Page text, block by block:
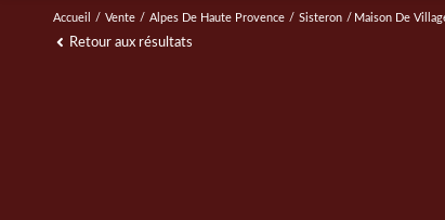
Accueil Vente Alpes De Haute Provence Sisteron Maison De
Retour aux résultats